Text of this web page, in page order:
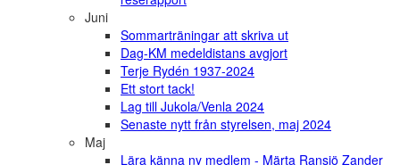
Juni
Sommarträningar att skriva ut
Dag-KM medeldistans avgjort
Terje Rydén 1937-2024
Ett stort tack!
Lag till Jukola/Venla 2024
Senaste nytt från styrelsen, maj 2024
Maj
Lära känna ny medlem - Märta Ransjö Zander